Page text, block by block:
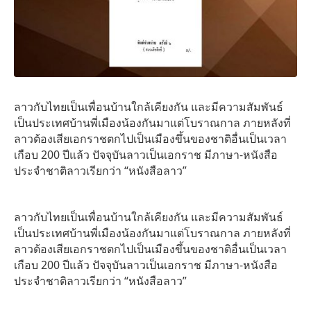
ลาวกับไทยเป็นเพื่อนบ้านใกล้เคียงกัน และมีความสัมพันธ์
เป็นประเทศบ้านพี่เมืองน้องกันมาแต่โบราณกาล ภายหลังที่
ลาวต้องเสียเอกราชตกไปเป็นเมืองขึ้นของชาติอื่นเป็นเวลา
เกือบ 200 ปีแล้ว ปัจจุบันลาวเป็นเอกราช มีภาษา-หนังสือ
ประจำชาติลาวเรียกว่า “หนังสือลาว”
ลาวกับไทยเป็นเพื่อนบ้านใกล้เคียงกัน และมีความสัมพันธ์
เป็นประเทศบ้านพี่เมืองน้องกันมาแต่โบราณกาล ภายหลังที่
ลาวต้องเสียเอกราชตกไปเป็นเมืองขึ้นของชาติอื่นเป็นเวลา
เกือบ 200 ปีแล้ว ปัจจุบันลาวเป็นเอกราช มีภาษา-หนังสือ
ประจำชาติลาวเรียกว่า “หนังสือลาว”